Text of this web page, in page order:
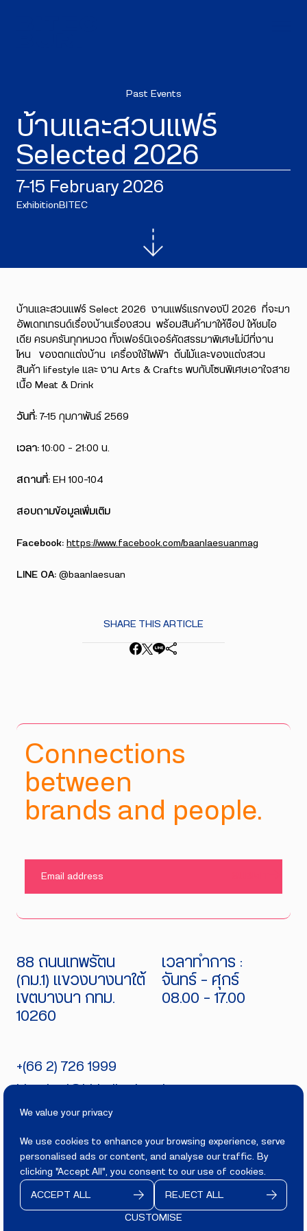
We value your privacy
We use cookies to enhance your browsing experience, serve
personalised ads or content, and analyse our traffic. By
clicking "Accept All", you consent to our use of cookies.
CUSTOMISE
REJECT ALL
ACCEPT ALL
Past Events
บ้านและสวนแฟร์
Selected 2026
7–15 February 2026
Exhibition BITEC
บ้านและสวนแฟร์ Select 2026 งานแฟร์แรกของปี 2026 ที่จะมา
อัพเดทเทรนด์เรื่องบ้านเรื่องสวน พร้อมสินค้ามาให้ช็อป ให้ชมไอ
เดีย ครบครันทุกหมวด ทั้งเฟอร์นิเจอร์คัดสรรมาพิเศษไม่มีที่งาน
ไหน ของตกแต่งบ้าน เครื่องใช้ไฟฟ้า ต้นไม้และของแต่งสวน
สินค้า lifestyle และ งาน Arts & Crafts พบกับโซนพิเศษเอาใจสาย
เนื้อ Meat & Drink
วันที่: 7-15 กุมภาพันธ์ 2569
เวลา: 10:00 – 21:00 น.
สถานที่: EH 100-104
สอบถามข้อมูลเพิ่มเติม
Facebook: https://www.facebook.com/baanlaesuanmag
LINE OA: @baanlaesuan
SHARE THIS ARTICLE
Connections
between
brands and people.
88 ถนนเทพรัตน
(กม.1) แขวงบางนาใต้
เขตบางนา กทม.
10260
เวลาทำการ :
จันทร์ - ศุกร์
08.00 - 17.00
+(66 2) 726 1999
PRIVACYTERMS
Copyright 2025
BITECBURI.COM
All rights reserved.